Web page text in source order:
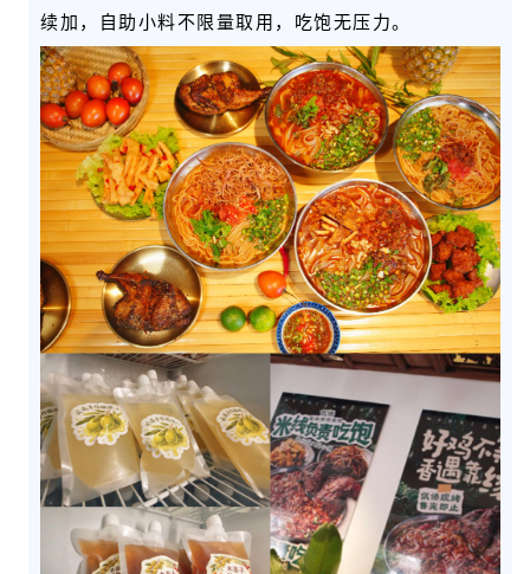
续加，自助小料不限量取用，吃饱无压力。